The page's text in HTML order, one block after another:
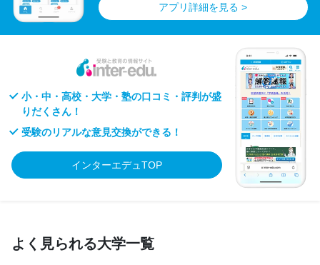
アプリ詳細を見る >
小・中・高校・大学・塾の口コミ・評判が盛
りだくさん！
受験のリアルな意見交換ができる！
インターエデュTOP
よく見られる大学一覧